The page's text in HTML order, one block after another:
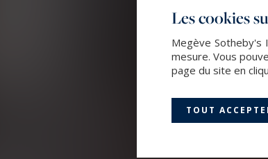
Les cookies
Megève Sotheby's
mesure. Vous
page du site en
TOUT